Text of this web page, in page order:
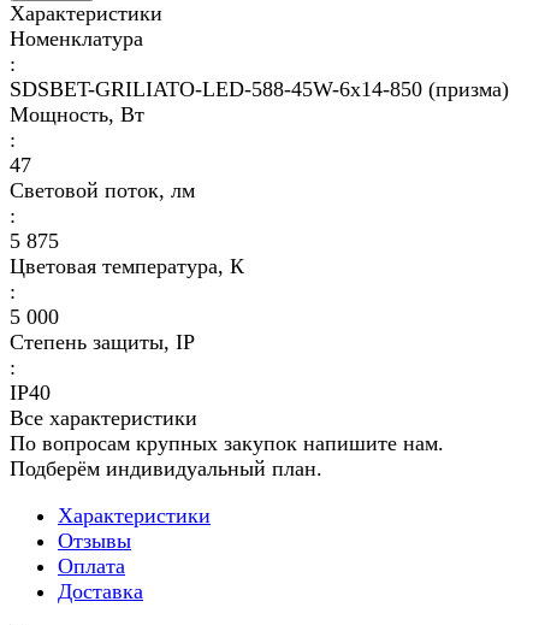
Характеристики
Номенклатура
:
SDSBET-GRILIATO-LED-588-45W-6x14-850 (призма)
Мощность, Вт
:
47
Световой поток, лм
:
5 875
Цветовая температура, К
:
5 000
Степень защиты, IP
:
IP40
Все характеристики
По вопросам крупных закупок напишите нам.
Подберём индивидуальный план.
Характеристики
Отзывы
Оплата
Доставка